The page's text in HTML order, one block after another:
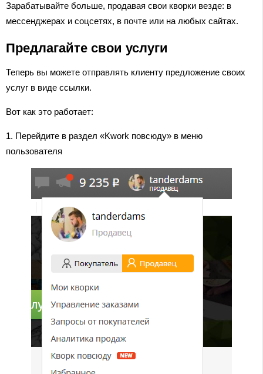
Зарабатывайте больше, продавая свои кворки везде: в
мессенджерах и соцсетях, в почте или на любых сайтах.
Предлагайте свои услуги
Теперь вы можете отправлять клиенту предложение своих
услуг в виде ссылки.
Вот как это работает:
1. Перейдите в раздел «Kwork повсюду» в меню
пользователя